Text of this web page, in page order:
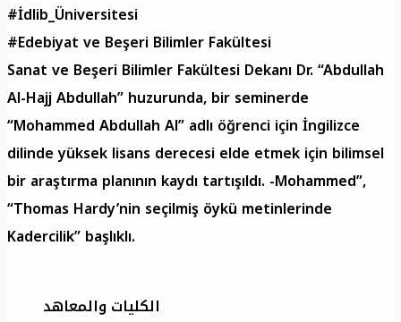
#İdlib_Üniversitesi
#Edebiyat ve Beşeri Bilimler Fakültesi
Sanat ve Beşeri Bilimler Fakültesi Dekanı Dr. “Abdullah
Al-Hajj Abdullah” huzurunda, bir seminerde
“Mohammed Abdullah Al” adlı öğrenci için İngilizce
dilinde yüksek lisans derecesi elde etmek için bilimsel
bir araştırma planının kaydı tartışıldı. -Mohammed”,
“Thomas Hardy’nin seçilmiş öykü metinlerinde
Kadercilik” başlıklı.
الكليات والمعاهد